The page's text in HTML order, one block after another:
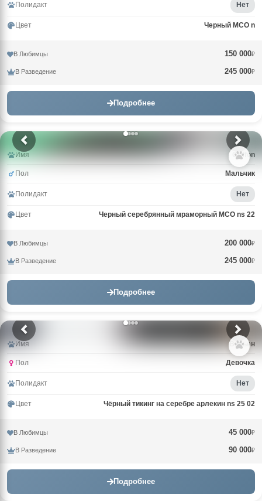
Полидакт Нет
Цвет Черный MCO n
В Любимцы 150 000₽
В Разведение 245 000₽
Подробнее
Имя Griffon
Пол Мальчик
Полидакт Нет
Цвет Черный серебрянный мраморный MCO ns 22
В Любимцы 200 000₽
В Разведение 245 000₽
Подробнее
Имя Вивьен
Пол Девочка
Полидакт Нет
Цвет Чёрный тикинг на серебре арлекин ns 25 02
В Любимцы 45 000₽
В Разведение 90 000₽
Подробнее